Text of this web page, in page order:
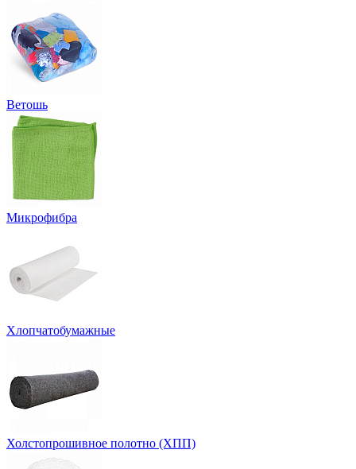
Ветошь
Микрофибра
Хлопчатобумажные
Холстопрошивное полотно (ХПП)